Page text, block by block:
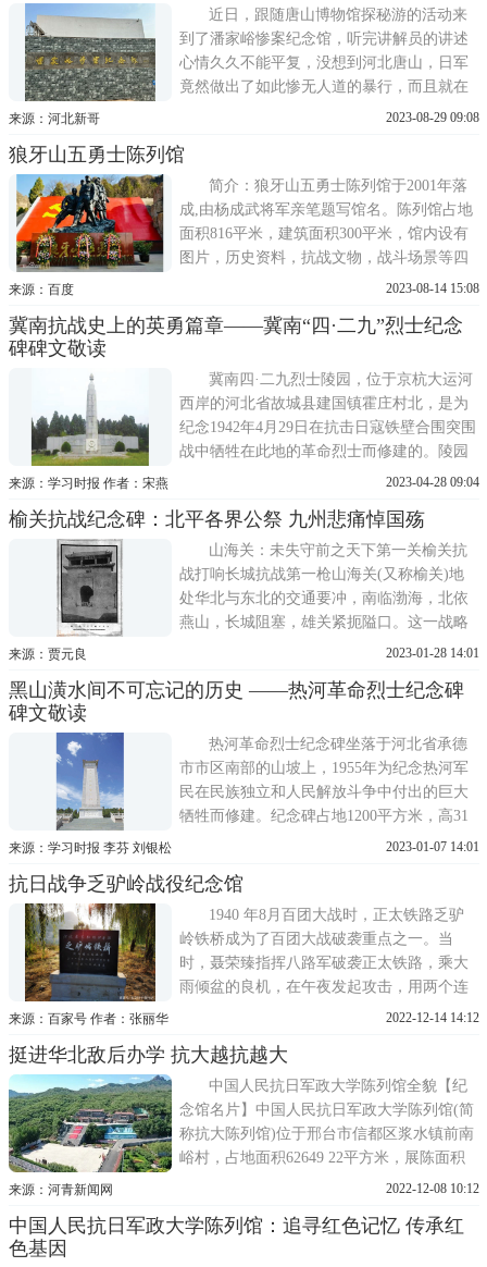
期，保定军民以地道战、
近日，跟随唐山博物馆探秘游的活动来
到了潘家峪惨案纪念馆，听完讲解员的讲述
心情久久不能平复，没想到河北唐山，日军
竟然做出了如此惨无人道的暴行，而且就在
河北唐山的一个小村庄。唐山的一个村庄潘
活烧死，差一点就直接被屠村。幸存下来的
村民，加入了八路军队伍，组建了复仇团，
最终让日军血债血偿!
来源：河北新哥 2023-08-29 09:08
狼牙山五勇士陈列馆
简介：狼牙山五勇士陈列馆于2001年落
成,由杨成武将军亲笔题写馆名。陈列馆占地
面积816平米，建筑面积300平米，馆内设有
图片，历史资料，抗战文物，战斗场景等四
个展厅，生动再现了我抗日军民在党的领导
历史，也进一步揭示了日寇在我根据地犯下
主义教育的党员、团员。军
来源：百度 2023-08-14 15:08
冀南抗战史上的英勇篇章——冀南“四·二九”烈士纪念
碑碑文敬读
冀南四·二九烈士陵园，位于京杭大运河
西岸的河北省故城县建国镇霍庄村北，是为
纪念1942年4月29日在抗击日寇铁壁合围突围
战中牺牲在此地的革命烈士而修建的。陵园
内苍松翠柏间安葬着213位烈士。园中心高矗
前、宋任穷、陈再道、王任重、刘志坚的题
词。纪念碑北面的白色大理石壁上雕刻着500
余字的碑文，全文如下
来源：学习时报 作者：宋燕 2023-04-28 09:04
榆关抗战纪念碑：北平各界公祭 九州悲痛悼国殇
山海关：未失守前之天下第一关榆关抗
战打响长城抗战第一枪山海关(又称榆关)地
处华北与东北的交通要冲，南临渤海，北依
燕山，长城阻塞，雄关紧扼隘口。这一战略
要塞，自古为兵家必争之地。1931年，九·一
蒙的支点，是稳定满洲，进而长驱直入中国
省保定市人，早年
来源：贾元良 2023-01-28 14:01
黑山潢水间不可忘记的历史 ——热河革命烈士纪念碑
碑文敬读
热河革命烈士纪念碑坐落于河北省承德
市市区南部的山坡上，1955年为纪念热河军
民在民族独立和人民解放斗争中付出的巨大
牺牲而修建。纪念碑占地1200平方米，高31
6米，建于两层碑栏之上，由花岗石砌筑，其
安门广场人民英雄纪念碑，为庑殿顶仿古建
筑。碑身正面革命烈士永垂不朽8个金色大字
由朱德亲笔题写，背面碑
来源：学习时报 李芬 刘银松 2023-01-07 14:01
抗日战争乏驴岭战役纪念馆
1940 年8月百团大战时，正太铁路乏驴
岭铁桥成为了百团大战破袭重点之一。当
时，聂荣臻指挥八路军破袭正太铁路，乘大
雨倾盆的良机，在午夜发起攻击，用两个连
兵力攻碉堡、炸铁桥。因当时我军炸药奇
段抛进河底，当地民兵又炸坏火车，才最终
切断日寇运输。现在被炸毁的地方已经重新
用铁板固定，但桥头当年战
来源：百家号 作者：张丽华 2022-12-14 14:12
挺进华北敌后办学 抗大越抗越大
中国人民抗日军政大学陈列馆全貌【纪
念馆名片】中国人民抗日军政大学陈列馆(简
称抗大陈列馆)位于邢台市信都区浆水镇前南
峪村，占地面积62649 22平方米，展陈面积
2888平方米，为国家二级博物馆，是全国建
专题性陈列馆。陈列馆主要由展厅、抗大纪
来源：河青新闻网 2022-12-08 10:12
中国人民抗日军政大学陈列馆：追寻红色记忆 传承红
色基因